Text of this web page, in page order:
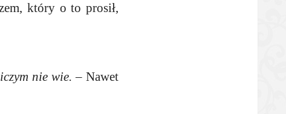
który o to prosił,
nie wie.– Nawet